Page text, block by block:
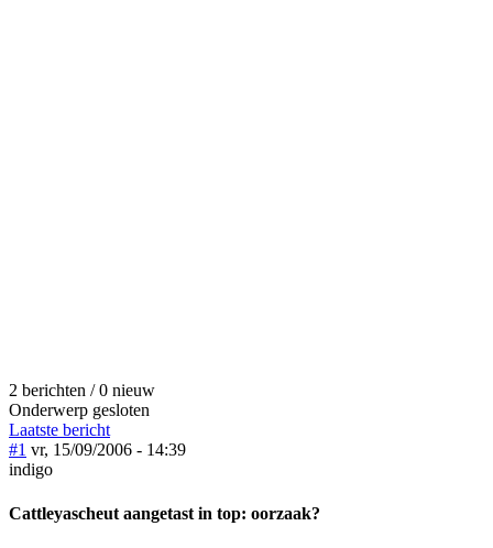
2 berichten / 0 nieuw
Onderwerp gesloten
Laatste bericht
#1 vr, 15/09/2006 - 14:39
indigo
Cattleyascheut aangetast in top: oorzaak?